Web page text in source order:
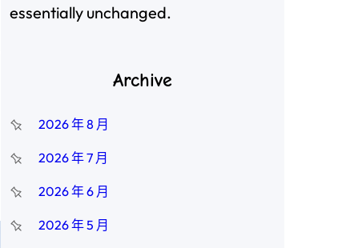
essentially unchanged.
Archive
2026 年 8 月
2026 年 7 月
2026 年 6 月
2026 年 5 月